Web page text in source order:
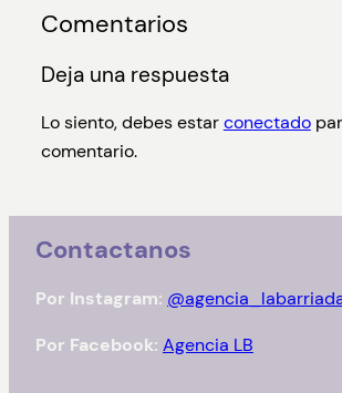
Comentarios
Deja una respuesta
Lo siento, debes estarconectado
comentario.
Contactanos
Por Instagram:
Por Facebook: Agencia LB